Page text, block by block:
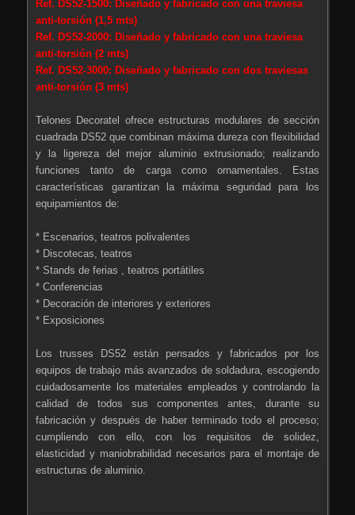
Ref. DS52-1500: Diseñado y fabricado con una traviesa
anti-torsión (1,5 mts)
Ref. DS52-2000: Diseñado y fabricado con una traviesa
anti-torsión (2 mts)
Ref. DS52-3000: Diseñado y fabricado con dos traviesas
anti-torsión (3 mts)
Telones Decoratel ofrece estructuras modulares de sección
cuadrada DS52 que combinan máxima dureza con flexibilidad
y la ligereza del mejor aluminio extrusionado; realizando
funciones tanto de carga como ornamentales. Estas
características garantizan la máxima seguridad para los
equipamientos de:
* Escenarios, teatros polivalentes
* Discotecas, teatros
* Stands de ferias , teatros portátiles
* Conferencias
* Decoración de interiores y exteriores
* Exposiciones
Los trusses DS52 están pensados y fabricados por los
equipos de trabajo más avanzados de soldadura, escogiendo
cuidadosamente los materiales empleados y controlando la
calidad de todos sus componentes antes, durante su
fabricación y después de haber terminado todo el proceso;
cumpliendo con ello, con los requisitos de solidez,
elasticidad y maniobrabilidad necesarios para el montaje de
estructuras de aluminio.